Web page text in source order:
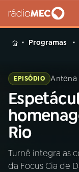
MENU
Buscar
na
Rádio
MEC
Início
Programas
EPISÓDIO Antena
Rio
Turnê integra as
da Focus Cia de